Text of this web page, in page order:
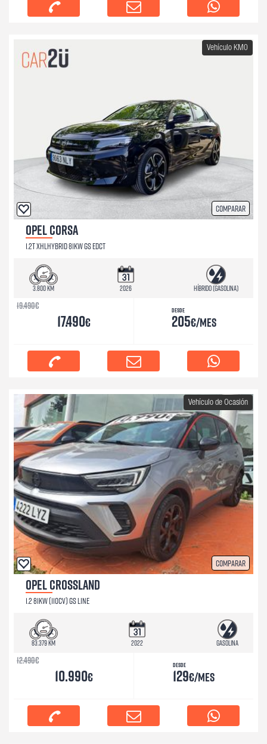
Comparar
Vehículo KM0
OPEL CORSA
1.2T XHLHYBRID 81KW GS EDCT
3.800 km 2026 Híbrido (Gasolina)
19.490€
17.490€
Desde
205€/mes
Comparar
Vehículo de Ocasión
OPEL CROSSLAND
1.2 81KW (110CV) GS LINE
83.379 km 2022 Gasolina
12.490€
10.990€
Desde
129€/mes